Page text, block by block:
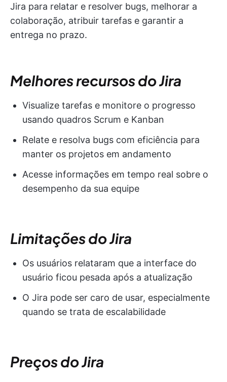
Jira para relatar e resolver bugs, melhorar a
colaboração, atribuir tarefas e garantir a
entrega no prazo.
Melhores recursos do Jira
Visualize tarefas e monitore o progresso
usando quadros Scrum e Kanban
Relate e resolva bugs com eficiência para
manter os projetos em andamento
Acesse informações em tempo real sobre o
desempenho da sua equipe
Limitações do Jira
Os usuários relataram que a interface do
usuário ficou pesada após a atualização
O Jira pode ser caro de usar, especialmente
quando se trata de escalabilidade
Preços do Jira